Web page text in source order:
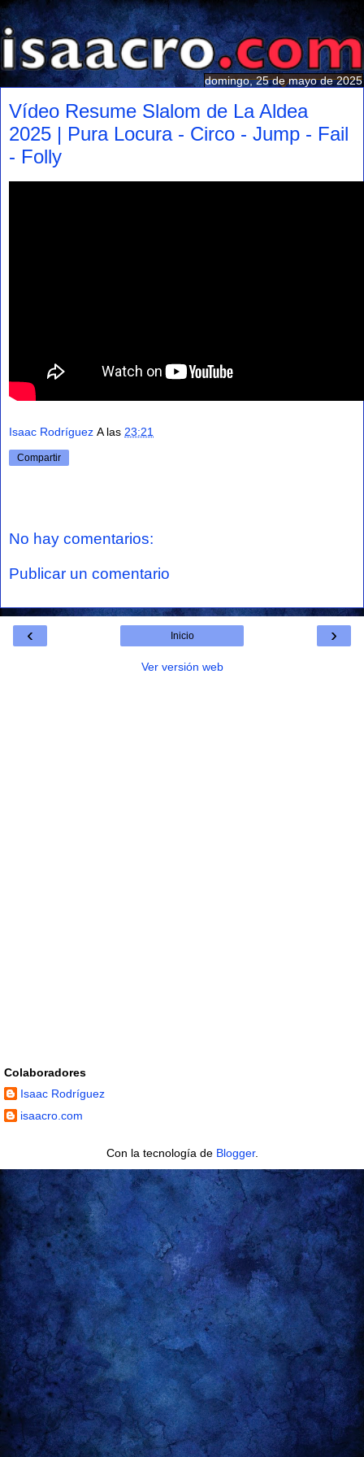
domingo, 25 de mayo de 2025
Vídeo Resume Slalom de La Aldea
2025 | Pura Locura - Circo - Jump - Fail
- Folly
Isaac Rodríguez A las 23:21
Compartir
No hay comentarios:
Publicar un comentario
‹ ›
Inicio
Ver versión web
Colaboradores
Isaac Rodríguez
isaacro.com
Con la tecnología de Blogger.